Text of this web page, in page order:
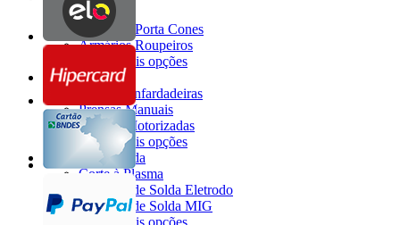
Armários
Armários Porta Cones
Armários Roupeiros
+ Veja mais opções
Prensas
Prensas Enfardadeiras
Prensas Manuais
Prensas Motorizadas
+ Veja mais opções
Máquina de Solda
Corte à Plasma
Máquina de Solda Eletrodo
Máquina de Solda MIG
+ Veja mais opções